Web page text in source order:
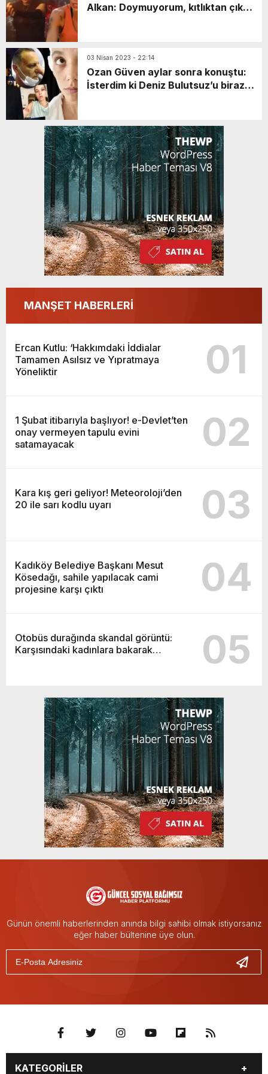
Alkan: Doymuyorum, kıtlıktan çıkmış
03 Nisan 2023 - 22:14
Ozan Güven aylar sonra konuştu:
İsterdim ki Deniz Bulutsuz’u biraz
MANŞET HABERLERİ
Ercan Kutlu: ‘Hakkımdaki İddialar
Tamamen Asılsız ve Yıpratmaya
Yöneliktir
01
1 Şubat itibarıyla başlıyor! e-Devlet’ten
onay vermeyen tapulu evini
satamayacak
02
Kara kış geri geliyor! Meteoroloji’den
20 ile sarı kodlu uyarı
03
Kadıköy Belediye Başkanı Mesut
Kösedağı, sahile yapılacak cami
projesine karşı çıktı
04
Otobüs durağında skandal görüntü:
Karşısındaki kadınlara bakarak…
05
Günün önemli haberlerinden anında bilgi sahibi olmak istiyorsanız
eğer haber bültenine üye olun.
KATEGORİLER